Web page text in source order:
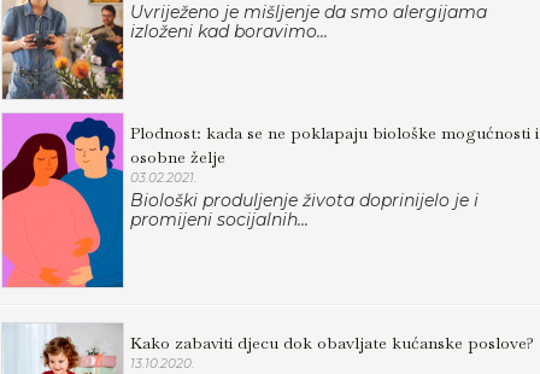
Uvriježeno je mišljenje da smo alergijama
izloženi kad boravimo...
Plodnost: kada se ne poklapaju biološke mogućnosti i
osobne želje
03.02.2021.
Biološki produljenje života doprinijelo je i
promijeni socijalnih...
Kako zabaviti djecu dok obavljate kućanske poslove?
13.10.2020.